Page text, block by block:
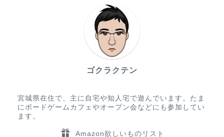
ゴクラクテン
宮城県在住で、主に自宅や知人宅で遊んでいます。たま
にボードゲームカフェやオープン会などにも参加してい
ます。
Amazon欲しいものリスト